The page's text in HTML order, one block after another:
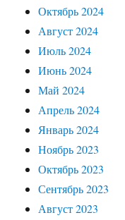
Октябрь 2024
Август 2024
Июль 2024
Июнь 2024
Май 2024
Апрель 2024
Январь 2024
Ноябрь 2023
Октябрь 2023
Сентябрь 2023
Август 2023